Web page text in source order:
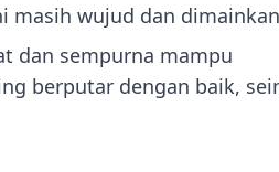
masih wujud dan dimainkan
dan sempurna mampu
berputar dengan baik,